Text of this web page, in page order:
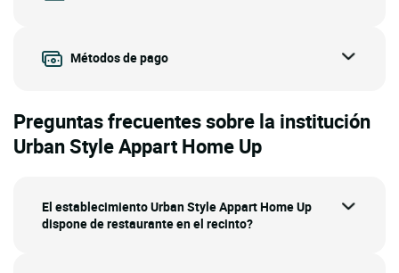
Métodos de pago
Preguntas frecuentes sobre la institución
Urban Style Appart Home Up
El establecimiento Urban Style Appart Home Up
dispone de restaurante en el recinto?